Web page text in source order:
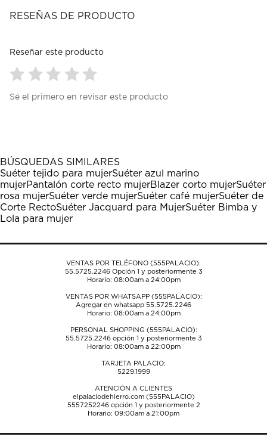
RESEÑAS DE PRODUCTO
Reseñar este producto
para
1
estrella
Esta
acción
abrirá
el
formulario
envío.
para
estrellas.
Esta
acción
abrirá
el
formulario
envío.
para
estrellas.
Esta
acción
abrirá
el
formulario
envío.
para
estrellas.
Esta
acción
abrirá
el
formulario
envío.
para
estrellas.
Esta
acción
abrirá
el
envío.
Sé el primero en revisar este producto
BÚSQUEDAS SIMILARES
Suéter tejido para mujerSuéter azul marino
mujerPantalón corte recto mujerBlazer corto mujerSuéter
rosa mujerSuéter verde mujerSuéter café mujerSuéter de
Corte RectoSuéter Jacquard para MujerSuéter Bimba y
Lola para mujer
VENTAS POR TELÉFONO (555PALACIO):
55.5725.2246Opción 1 y posteriormente 3
Horario: 08:00am a 24:00pm
VENTAS POR WHATSAPP (555PALACIO):
Agregar en whatsapp 55.5725.2246
Horario: 08:00am a 24:00pm
PERSONAL SHOPPING (555PALACIO):
55.5725.2246opción 1 y posteriormente 3
Horario: 08:00am a 22:00pm
TARJETA PALACIO:
5229.1999
ATENCIÓN A CLIENTES
elpalaciodehierro.com (555PALACIO)
5557252246opción 1 y posteriormente 2
Horario: 09:00am a 21:00pm